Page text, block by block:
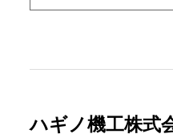
ハギノ機工株式